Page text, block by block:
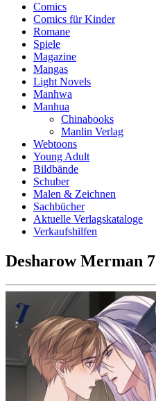
Comics
Comics für Kinder
Romane
Spiele
Magazine
Mangas
Light Novels
Manhwa
Manhua
Chinabooks
Manlin Verlag
Webtoons
Young Adult
Bildbände
Schuber
Malen & Zeichnen
Sachbücher
Aktuelle Verlagskataloge
Verkaufshilfen
Desharow Merman 7